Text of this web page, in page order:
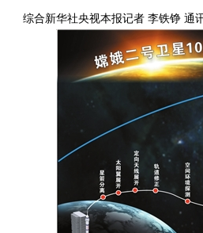
综合新华社央视本报记者 李铁铮 通